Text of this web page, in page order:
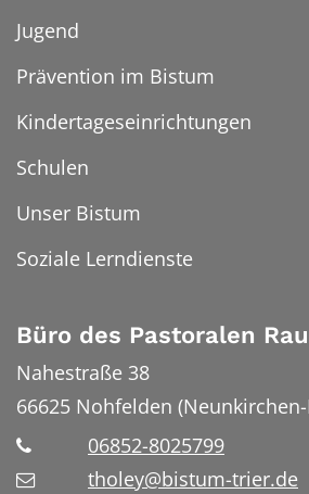
Jugend
Prävention im Bistum
Kindertageseinrichtungen
Schulen
Unser Bistum
Soziale Lerndienste
Büro des Pastoralen
Nahestraße 38
66625 Nohfelden
06852-8025799
tholey@bistum-trier.de